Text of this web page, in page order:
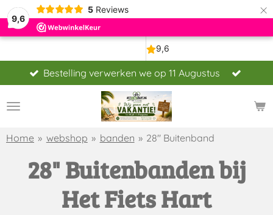
9,6
5 Reviews ×
Bestelling verwerken we op 11 Augustus
Home » webshop » banden » 28" Buitenband
28" Buitenbanden bij
Het Fiets Hart